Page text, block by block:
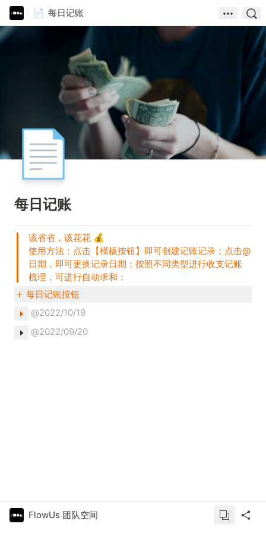
📄 每日记账
📄
每日记账
该省省，该花花 💰
使用方法：点击【模板按钮】即可创建记账记录；点击@
日期，即可更换记录日期；按照不同类型进行收支记账
梳理，可进行自动求和；
每日记账按钮
@2022/10/19
@2022/09/20
FlowUs 团队空间